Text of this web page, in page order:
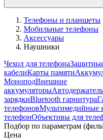
Телефоны и планшеты
Мобильные телефоны
Аксессуары
Наушники
Чехол для телефона
кабелиКарты памяти
МоноподВнешние
аккумуляторыАвтодержатель
зарядкиBluetooth гарнитура
телефоновМультимедийные
телефонОбъективы для
Подбор по параметрам
Цена